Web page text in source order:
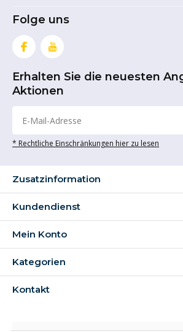
Folge uns
Erhalten Sie die neuesten
Aktionen
* Rechtliche Einschränkungen hier zu lesen
Zusatzinformation
Kundendienst
Mein Konto
Kategorien
Kontakt